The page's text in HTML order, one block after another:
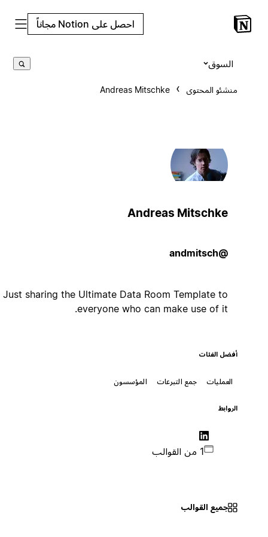
احصل على Notion مجاناً
منشئو المحتوى Andreas Mitschke
Andreas Mitschke
Just sharing the Ultimate Data Room Template to
everyone who can make use of it.
أفضل الفئات
العمليات جمع التبرعات المؤسسون
جميع القوالب